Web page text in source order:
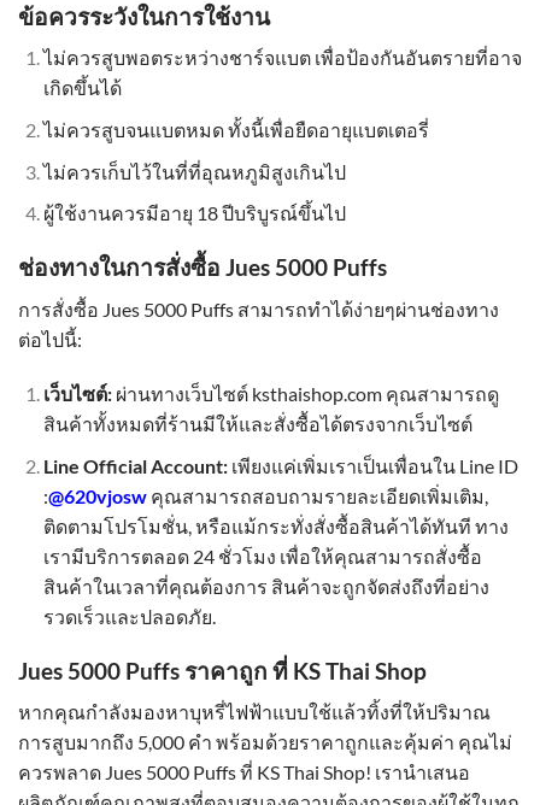
ข้อควรระวังในการใช้งาน
ไม่ควรสูบพอตระหว่างชาร์จแบต เพื่อป้องกันอันตรายที่อาจ
เกิดขึ้นได้
ไม่ควรสูบจนแบตหมด ทั้งนี้เพื่อยืดอายุแบตเตอรี่
ไม่ควรเก็บไว้ในที่ที่อุณหภูมิสูงเกินไป
ผู้ใช้งานควรมีอายุ 18 ปีบริบูรณ์ขึ้นไป
ช่องทางในการสั่งซื้อ Jues 5000 Puffs
การสั่งซื้อ Jues 5000 Puffs สามารถทำได้ง่ายๆผ่านช่องทาง
ต่อไปนี้:
เว็บไซต์:ผ่านทางเว็บไซต์ ksthaishop.com คุณสามารถดู
สินค้าทั้งหมดที่ร้านมีให้และสั่งซื้อได้ตรงจากเว็บไซต์
Line Official Account:เพียงแค่เพิ่มเราเป็นเพื่อนใน Line ID
:@620vjosw คุณสามารถสอบถามรายละเอียดเพิ่มเติม,
ติดตามโปรโมชั่น, หรือแม้กระทั่งสั่งซื้อสินค้าได้ทันที ทาง
เรามีบริการตลอด 24 ชั่วโมง เพื่อให้คุณสามารถสั่งซื้อ
สินค้าในเวลาที่คุณต้องการ สินค้าจะถูกจัดส่งถึงที่อย่าง
รวดเร็วและปลอดภัย.
Jues 5000 Puffs ราคาถูก ที่ KS Thai Shop
หากคุณกำลังมองหาบุหรี่ไฟฟ้าแบบใช้แล้วทิ้งที่ให้ปริมาณ
การสูบมากถึง 5,000 คำ พร้อมด้วยราคาถูกและคุ้มค่า คุณไม่
ควรพลาด Jues 5000 Puffs ที่ KS Thai Shop! เรานำเสนอ